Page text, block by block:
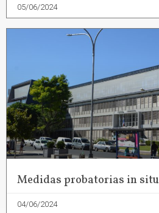
05/06/2024
Medidas probatorias in situ
04/06/2024